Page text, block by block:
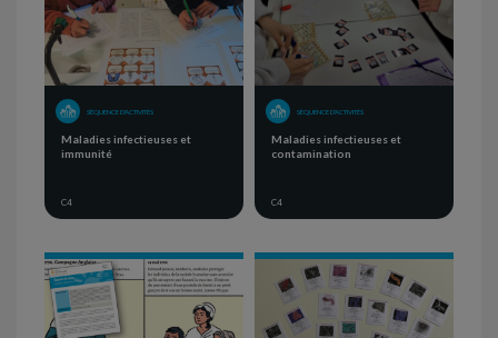
SÉQUENCE D'ACTIVITÉS
Maladies infectieuses et
immunité
C4
SÉQUENCE D'ACTIVITÉS
Maladies infectieuses et
contamination
C4